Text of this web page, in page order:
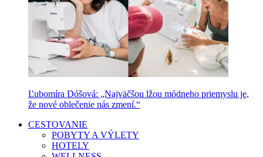
Ľubomíra Dóšová: „Najväčšou lžou módneho priemyslu je,
že nové oblečenie nás zmení.“
CESTOVANIE
POBYTY A VÝLETY
HOTELY